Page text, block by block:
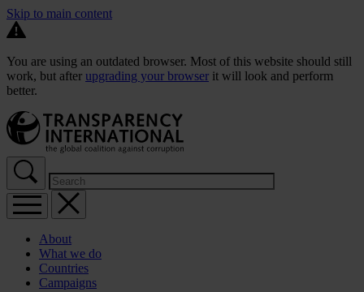
Skip to main content
You are using an outdated browser. Most of this website should still
work, but after upgrading your browser it will look and perform
better.
About
What we do
Countries
Campaigns